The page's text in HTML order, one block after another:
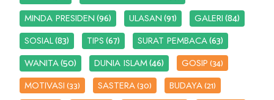
MINDA PRESIDEN(96) ULASAN(91) GALERI(84)
SOSIAL(83) TIPS(67) SURAT PEMBACA(63)
WANITA(50) DUNIA ISLAM(46) GOSIP(34)
MOTIVASI(33) SASTERA(30) BUDAYA(21)